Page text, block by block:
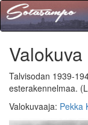
Valokuva
Talvisodan 1939-
esterakennelmaa.
Valokuvaaja: Pekka